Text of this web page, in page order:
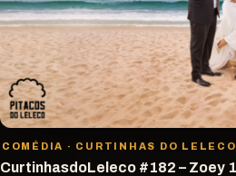
COMÉDIA · CURTINHAS DO LELECO
CurtinhasdoLeleco #182 – Zoey